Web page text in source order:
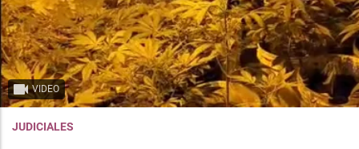
VIDEO
JUDICIALES